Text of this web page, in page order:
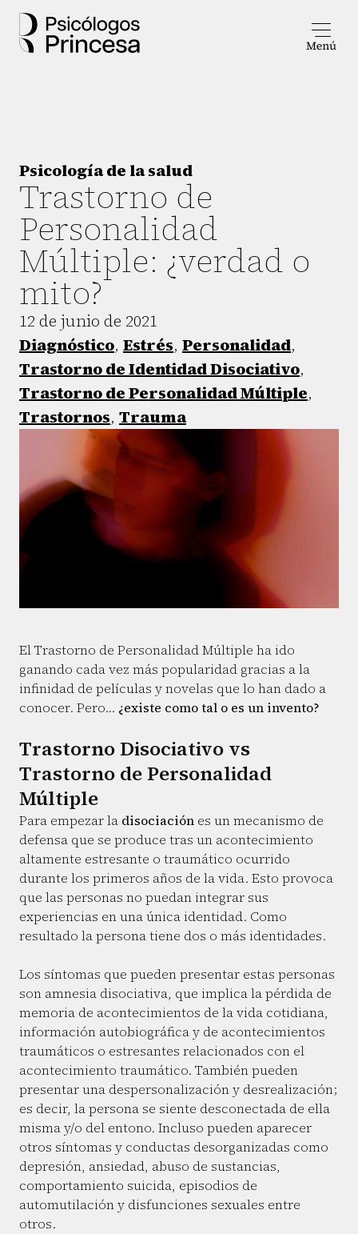
Psicología de la salud
Trastorno de
Personalidad
Múltiple: ¿verdad o
mito?
12 de junio de 2021
Diagnóstico, Estrés, Personalidad,
Trastorno de Identidad Disociativo,
Trastorno de Personalidad Múltiple,
Trastornos, Trauma
El Trastorno de Personalidad Múltiple ha ido
ganando cada vez más popularidad gracias a la
infinidad de películas y novelas que lo han dado a
conocer. Pero… ¿existe como tal o es un invento?
Trastorno Disociativo vs
Trastorno de Personalidad
Múltiple
Para empezar la disociación es un mecanismo de
defensa que se produce tras un acontecimiento
altamente estresante o traumático ocurrido
durante los primeros años de la vida. Esto provoca
que las personas no puedan integrar sus
experiencias en una única identidad. Como
resultado la persona tiene dos o más identidades.
Los síntomas que pueden presentar estas personas
son amnesia disociativa, que implica la pérdida de
memoria de acontecimientos de la vida cotidiana,
información autobiográfica y de acontecimientos
traumáticos o estresantes relacionados con el
acontecimiento traumático. También pueden
presentar una despersonalización y desrealización;
es decir, la persona se siente desconectada de ella
misma y/o del entono. Incluso pueden aparecer
otros síntomas y conductas desorganizadas como
depresión, ansiedad, abuso de sustancias,
comportamiento suicida, episodios de
automutilación y disfunciones sexuales entre
otros.